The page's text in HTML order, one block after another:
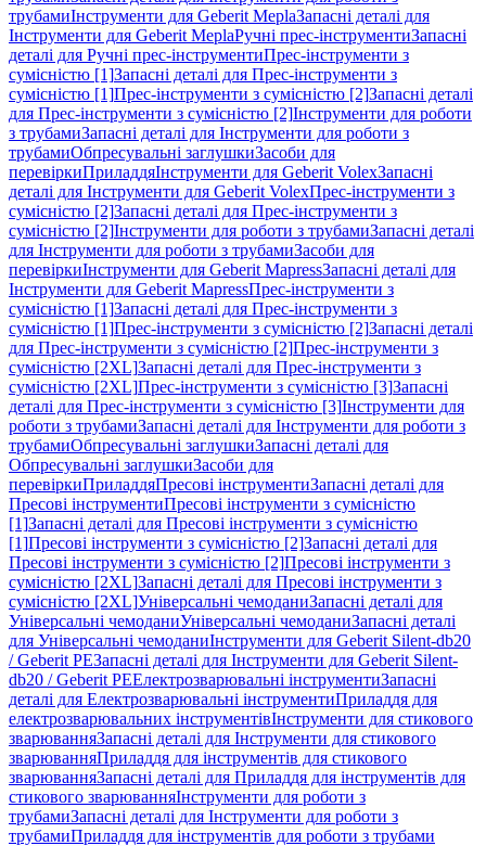
трубамиІнструменти для Geberit MeplaЗапасні деталі для
Інструменти для Geberit MeplaРучні прес-інструментиЗапасні
деталі для Ручні прес-інструментиПрес-інструменти з
сумісністю [1]Запасні деталі для Прес-інструменти з
сумісністю [1]Прес-інструменти з сумісністю [2]Запасні деталі
для Прес-інструменти з сумісністю [2]Інструменти для роботи
з трубамиЗапасні деталі для Інструменти для роботи з
трубамиОбпресувальні заглушкиЗасоби для
перевіркиПриладдяІнструменти для Geberit VolexЗапасні
деталі для Інструменти для Geberit VolexПрес-інструменти з
сумісністю [2]Запасні деталі для Прес-інструменти з
сумісністю [2]Інструменти для роботи з трубамиЗапасні деталі
для Інструменти для роботи з трубамиЗасоби для
перевіркиІнструменти для Geberit MapressЗапасні деталі для
Інструменти для Geberit MapressПрес-інструменти з
сумісністю [1]Запасні деталі для Прес-інструменти з
сумісністю [1]Прес-інструменти з сумісністю [2]Запасні деталі
для Прес-інструменти з сумісністю [2]Прес-інструменти з
сумісністю [2XL]Запасні деталі для Прес-інструменти з
сумісністю [2XL]Прес-інструменти з сумісністю [3]Запасні
деталі для Прес-інструменти з сумісністю [3]Інструменти для
роботи з трубамиЗапасні деталі для Інструменти для роботи з
трубамиОбпресувальні заглушкиЗапасні деталі для
Обпресувальні заглушкиЗасоби для
перевіркиПриладдяПресові інструментиЗапасні деталі для
Пресові інструментиПресові інструменти з сумісністю
[1]Запасні деталі для Пресові інструменти з сумісністю
[1]Пресові інструменти з сумісністю [2]Запасні деталі для
Пресові інструменти з сумісністю [2]Пресові інструменти з
сумісністю [2XL]Запасні деталі для Пресові інструменти з
сумісністю [2XL]Універсальні чемоданиЗапасні деталі для
Універсальні чемоданиУніверсальні чемоданиЗапасні деталі
для Універсальні чемоданиІнструменти для Geberit Silent-db20
/ Geberit PEЗапасні деталі для Інструменти для Geberit Silent-
db20 / Geberit PEЕлектрозварювальні інструментиЗапасні
деталі для Електрозварювальні інструментиПриладдя для
електрозварювальних інструментівІнструменти для стикового
зварюванняЗапасні деталі для Інструменти для стикового
зварюванняПриладдя для інструментів для стикового
зварюванняЗапасні деталі для Приладдя для інструментів для
стикового зварюванняІнструменти для роботи з
трубамиЗапасні деталі для Інструменти для роботи з
трубамиПриладдя для інструментів для роботи з трубами